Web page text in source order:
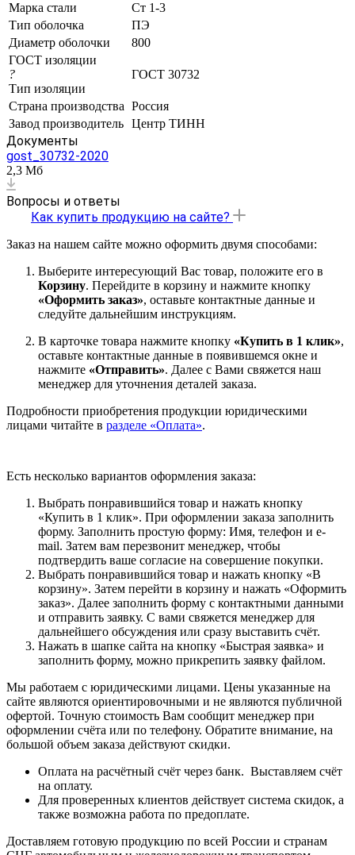
Марка стали
Ст 1-3
Тип оболочка
ПЭ
Диаметр оболочки
800
ГОСТ изоляции
?
Тип изоляции
ГОСТ 30732
Страна производства Россия
Завод производитель Центр ТИНН
Документы
gost_30732-2020
2,3 Мб
Вопросы и ответы
Как купить продукцию на сайте?
Заказ на нашем сайте можно оформить двумя способами:
Выберите интересующий Вас товар, положите его в
Корзину. Перейдите в корзину и нажмите кнопку
«Оформить заказ», оставьте контактные данные и
следуйте дальнейшим инструкциям.
В карточке товара нажмите кнопку «Купить в 1 клик»,
оставьте контактные данные в появившемся окне и
нажмите «Отправить». Далее с Вами свяжется наш
менеджер для уточнения деталей заказа.
Подробности приобретения продукции юридическими
лицами читайте в разделе «Оплата».
Есть несколько вариантов оформления заказа:
Выбрать понравившийся товар и нажать кнопку
«Купить в 1 клик». При оформлении заказа заполнить
форму. Заполнить простую форму: Имя, телефон и e-
mail. Затем вам перезвонит менеджер, чтобы
подтвердить ваше согласие на совершение покупки.
Выбрать понравившийся товар и нажать кнопку «В
корзину». Затем перейти в корзину и нажать «Оформить
заказ». Далее заполнить форму с контактными данными
и отправить заявку. С вами свяжется менеджер для
дальнейшего обсуждения или сразу выставить счёт.
Нажать в шапке сайта на кнопку «Быстрая заявка» и
заполнить форму, можно прикрепить заявку файлом.
Мы работаем с юридическими лицами. Цены указанные на
сайте являются ориентировочными и не являются публичной
офертой. Точную стоимость Вам сообщит менеджер при
оформлении счёта или по телефону. Обратите внимание, на
большой объем заказа действуют скидки.
Оплата на расчётный счёт через банк. Выставляем счёт
на оплату.
Для проверенных клиентов действует система скидок, а
также возможна работа по предоплате.
Доставляем готовую продукцию по всей России и странам